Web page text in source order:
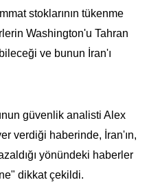
stoklarının tükenme
Washington'u Tahran
ve bunun İran'ı
güvenlik analisti Alex
verdiği haberinde, İran'ın,
yönündeki haberler
dikkat çekildi.